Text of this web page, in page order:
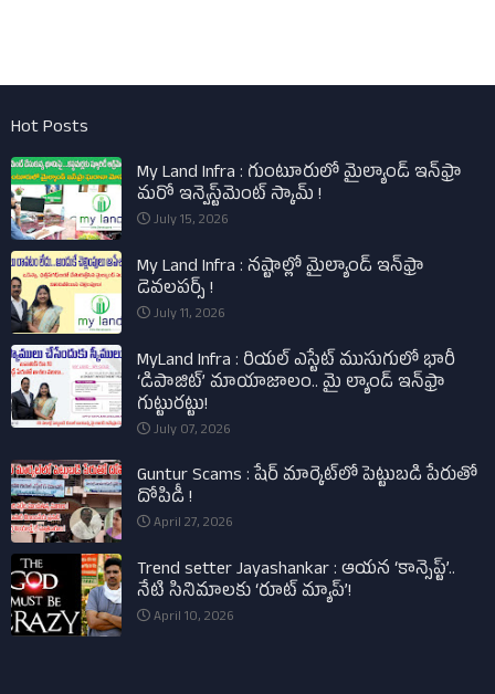
Hot Posts
My Land Infra : గుంటూరులో మైల్యాండ్ ఇన్‌ఫ్రా
మరో ఇన్వెస్ట్‌మెంట్ స్కామ్ !
July 15, 2026
My Land Infra : నష్టాల్లో మైల్యాండ్ ఇన్‌ఫ్రా
డెవలపర్స్ !
July 11, 2026
MyLand Infra : రియల్ ఎస్టేట్ ముసుగులో భారీ
‘డిపాజిట్’ మాయాజాలం.. మై ల్యాండ్ ఇన్‌ఫ్రా
గుట్టురట్టు!
July 07, 2026
Guntur Scams : షేర్ మార్కెట్‌లో పెట్టుబడి పేరుతో
దోపిడీ !
April 27, 2026
Trend setter Jayashankar : ఆయన ‘కాన్సెప్ట్’..
నేటి సినిమాలకు ‘రూట్ మ్యాప్’!
April 10, 2026